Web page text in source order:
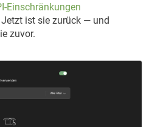
Einschränkungen
Jetzt ist sie zurück — und
zuvor.